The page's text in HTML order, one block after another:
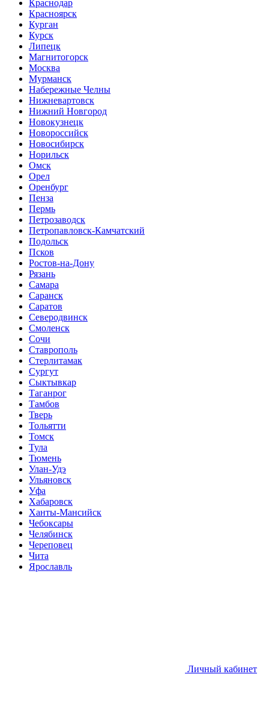
Краснодар
Красноярск
Курган
Курск
Липецк
Магнитогорск
Москва
Мурманск
Набережные Челны
Нижневартовск
Нижний Новгород
Новокузнецк
Новороссийск
Новосибирск
Норильск
Омск
Орел
Оренбург
Пенза
Пермь
Петрозаводск
Петропавловск-Камчатский
Подольск
Псков
Ростов-на-Дону
Рязань
Самара
Саранск
Саратов
Северодвинск
Смоленск
Сочи
Ставрополь
Стерлитамак
Сургут
Сыктывкар
Таганрог
Тамбов
Тверь
Тольятти
Томск
Тула
Тюмень
Улан-Удэ
Ульяновск
Уфа
Хабаровск
Ханты-Мансийск
Чебоксары
Челябинск
Череповец
Чита
Ярославль
Личный кабинет